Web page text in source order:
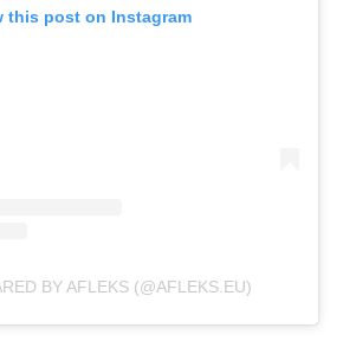
this post on Instagram
BY AFLEKS (@AFLEKS.EU)